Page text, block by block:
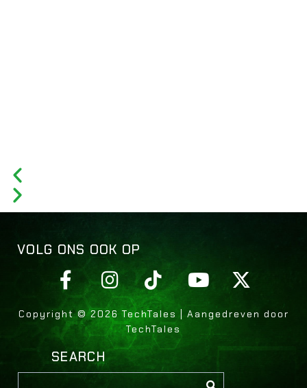
VOLG ONS OOK OP
Copyright © 2026 TechTales | Aangedreven door
TechTales
SEARCH